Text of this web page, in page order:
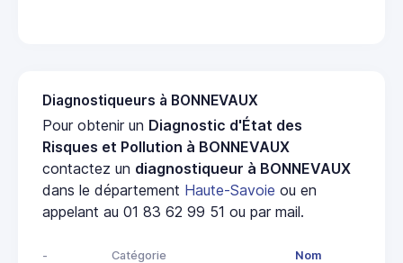
Diagnostiqueurs à BONNEVAUX
Pour obtenir un Diagnostic d'État des
Risques et Pollution à BONNEVAUX
contactez un diagnostiqueur à BONNEVAUX
dans le département Haute-Savoie ou en
appelant au 01 83 62 99 51 ou par mail.
- Catégorie Nom